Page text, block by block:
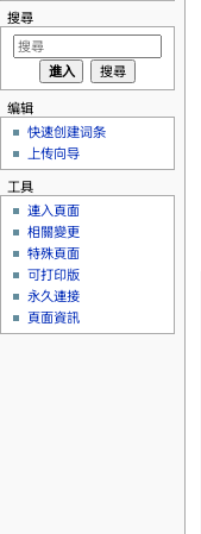
搜尋
编辑
快速创建词条
上传向导
工具
連入頁面
相關變更
特殊頁面
可打印版
永久連接
頁面資訊